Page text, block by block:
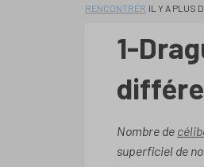
RENCONTRER IL Y A PLUS
1-
Nombre de
superficiel de